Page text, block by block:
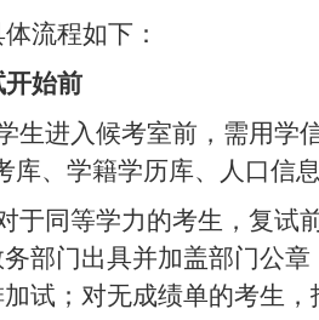
流程如下：
开始前
生进入候考室前，需用学
库、学籍学历库、人口信
于同等学力的考生，复试
部门出具并加盖部门公
试；对无成绩单的考生，